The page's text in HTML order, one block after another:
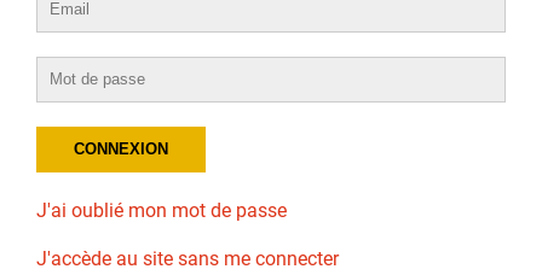
J'ai oublié mon mot de passe
J'accède au site sans me connecter